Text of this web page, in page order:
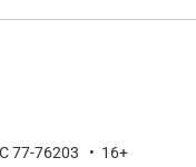
77-76203 • 16+